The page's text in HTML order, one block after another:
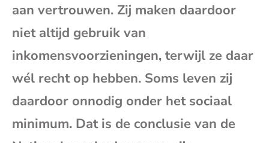
aan vertrouwen. Zij maken daardoor
niet altijd gebruik van
inkomensvoorzieningen, terwijl ze daar
wél recht op hebben. Soms leven zij
daardoor onnodig onder het sociaal
minimum. Dat is de conclusie van de